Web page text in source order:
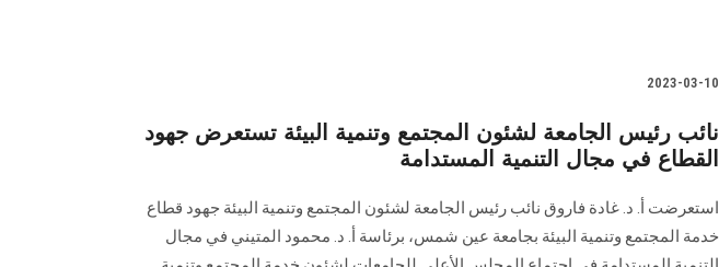
2023-03-10
نائب رئيس الجامعة لشئون المجتمع وتنمية البيئة تستعرض جهود
القطاع في مجال التنمية المستدامة
استعرضت أ. د. غادة فاروق نائب رئيس الجامعة لشئون المجتمع وتنمية البيئة جهود قطاع
خدمة المجتمع وتنمية البيئة بجامعة عين شمس، برئاسة أ. د. محمود المتيني في مجال